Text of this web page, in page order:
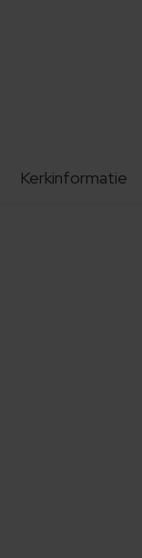
Kerkinformatie